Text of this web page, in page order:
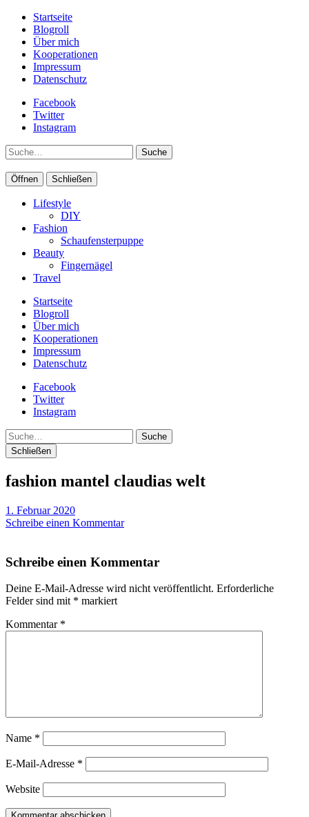
Startseite
Blogroll
Über mich
Kooperationen
Impressum
Datenschutz
Facebook
Twitter
Instagram
Suche
Öffnen Schließen
Lifestyle
DIY
Fashion
Schaufensterpuppe
Beauty
Fingernägel
Travel
Startseite
Blogroll
Über mich
Kooperationen
Impressum
Datenschutz
Facebook
Twitter
Instagram
Suche
Schließen
fashion mantel claudias welt
1. Februar 2020
Schreibe einen Kommentar
Schreibe einen Kommentar
Deine E-Mail-Adresse wird nicht veröffentlicht. Erforderliche
Felder sind mit * markiert
Kommentar *
Name *
E-Mail-Adresse *
Website